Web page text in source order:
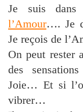
Je suis
l’Amour…. Je
Je reçois de
On peut rester
des
Joie… Et si
vibrer…